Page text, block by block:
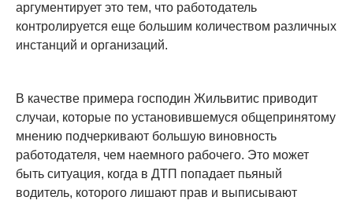
аргументирует это тем, что работодатель
контролируется еще большим количеством различных
инстанций и организаций.
В качестве примера господин Жильвитис приводит
случаи, которые по установившемуся общепринятому
мнению подчеркивают большую виновность
работодателя, чем наемного рабочего. Это может
быть ситуация, когда в ДТП попадает пьяный
водитель, которого лишают прав и выписывают